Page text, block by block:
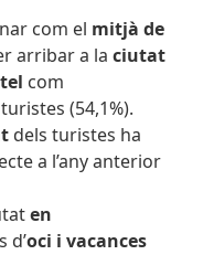
com el mitjà de
arribar a laciutat
com
(54,1%).
dels turistes ha
a l’any anterior
en
d’oci i vacances